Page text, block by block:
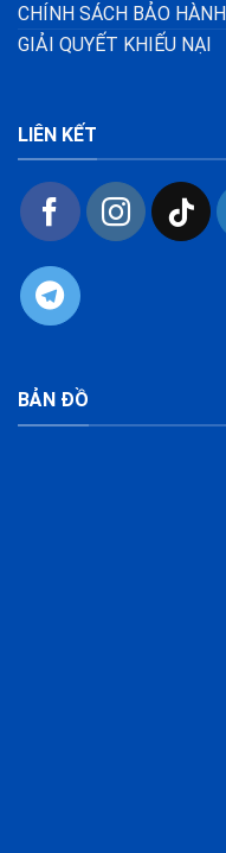
CHÍNH SÁCH BẢO HÀNH
GIẢI QUYẾT KHIẾU NẠI
LIÊN KẾT
BẢN ĐỒ